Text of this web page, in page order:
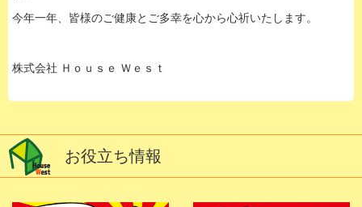
今年一年、皆様のご健康とご多幸を心から心祈いたします。
株式会社 Ｈｏｕｓｅ Ｗｅｓｔ
お役立ち情報